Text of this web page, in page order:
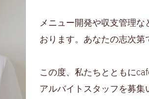
メニュー開発や収支管理
おります。あなたの志次
この度、私たちとともに
アルバイトスタッフを募集